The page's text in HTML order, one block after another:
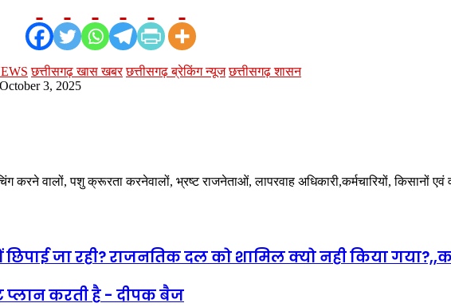
छत्तीसगढ़ खास खबर छत्तीसगढ़ ब्रेकिंग न्यूज छत्तीसगढ़ शासन
3, 2025
करने वालों, पशु क्रूरता करनेवालों, भ्रष्ट राजनेताओं, लापरवाह अधिकारी,कर्मचारियों, किसानों
जा रही? राजनतिक दल को शामिल क्यो नही किया
करती है - दीपक बैज